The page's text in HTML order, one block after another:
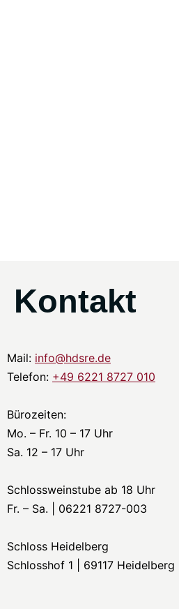
Kontakt
Mail: info@hdsre.de
Telefon: +49 6221 8727 010
Bürozeiten:
Mo. – Fr. 10 – 17 Uhr
Sa. 12 – 17 Uhr
Schlossweinstube ab 18 Uhr
Fr. – Sa. | 06221 8727-003
Schloss Heidelberg
Schlosshof 1 | 69117 Heidelberg